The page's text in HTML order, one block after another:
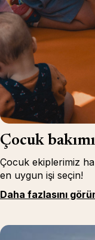
Çocuk bakımı
Çocuk ekiplerimiz
en uygun işi seçin!
Daha fazlasını